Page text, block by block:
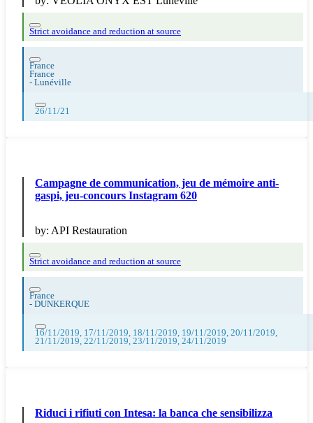
Strict avoidance and reduction at source
France
France
- Lunéville
26/11/21
Campagne de communication, jeu de mémoire anti-
gaspi, jeu-concours Instagram 620
by: API Restauration
Strict avoidance and reduction at source
France
- DUNKERQUE
16/11/2019, 17/11/2019, 18/11/2019, 19/11/2019, 20/11/2019,
21/11/2019, 22/11/2019, 23/11/2019, 24/11/2019
Riduci i rifiuti con Intesa: la banca che sensibilizza